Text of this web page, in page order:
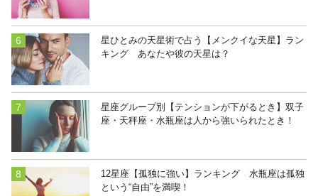
星ひとみの天星術で占う【メンクイな天星】ラン
キング あなたや彼の天星は？
星座グループ別【テンションが下がるとき】双子
座・天秤座・水瓶座は人から強いられたとき！
12星座【孤独に強い】ランキング 水瓶座は孤独
という“自由”を満喫！